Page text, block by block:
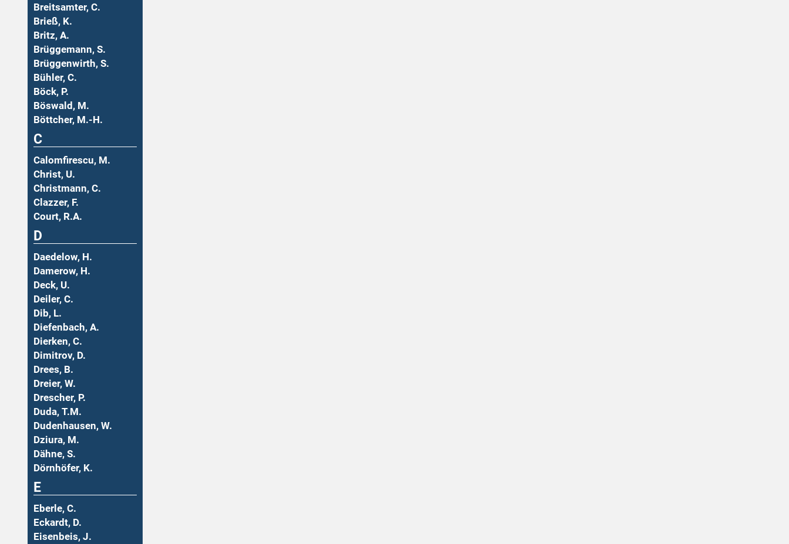
Breitsamter, C.
Brieß, K.
Britz, A.
Brüggemann, S.
Brüggenwirth, S.
Bühler, C.
Böck, P.
Böswald, M.
Böttcher, M.-H.
C
Calomfirescu, M.
Christ, U.
Christmann, C.
Clazzer, F.
Court, R.A.
D
Daedelow, H.
Damerow, H.
Deck, U.
Deiler, C.
Dib, L.
Diefenbach, A.
Dierken, C.
Dimitrov, D.
Drees, B.
Dreier, W.
Drescher, P.
Duda, T.M.
Dudenhausen, W.
Dziura, M.
Dähne, S.
Dörnhöfer, K.
E
Eberle, C.
Eckardt, D.
Eisenbeis, J.